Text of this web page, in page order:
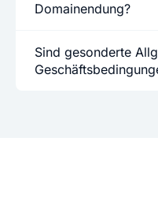
Domainendung?
Sind gesonderte